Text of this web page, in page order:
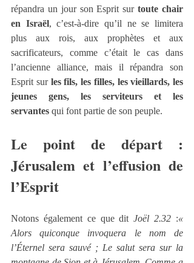
répandra un jour son Esprit sur toute chair
en Israël, c’est-à-dire qu’il ne se limitera
plus aux rois, aux prophètes et aux
sacrificateurs, comme c’était le cas dans
l’ancienne alliance, mais il répandra son
Esprit sur les fils, les filles, les vieillards, les
jeunes gens, les serviteurs et les
servantes qui font partie de son peuple.
Le point de départ :
Jérusalem et l’effusion de
l’Esprit
Notons également ce que dit Joël 2.32 :«
Alors quiconque invoquera le nom de
l’Éternel sera sauvé ; Le salut sera sur la